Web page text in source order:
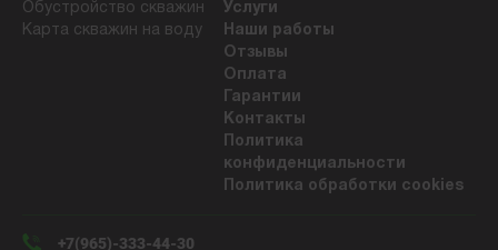
Обустройство скважин
Карта скважин на воду
Услуги
Наши работы
Отзывы
Оплата
Гарантии
Контакты
Политика
конфиденциальности
Политика обработки cookies
+7(965)-333-44-30